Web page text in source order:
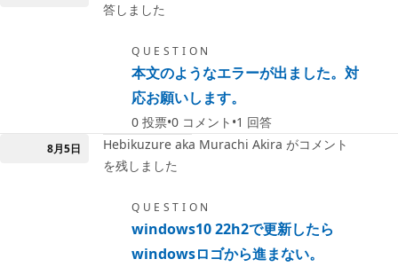
答しました
QUESTION
本文のようなエラーが出ました。対
応お願いします。
0 投票 0 コメント 1 回答
8月5日
Hebikuzure aka Murachi Akira がコメント
を残しました
QUESTION
windows10 22h2で更新したら
windowsロゴから進まない。